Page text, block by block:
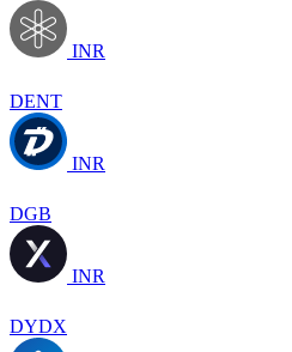
INR
DENT
INR
DGB
INR
DYDX